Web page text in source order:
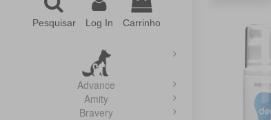
Pesquisar Log In Carrinho
Advance
Amity
Bravery